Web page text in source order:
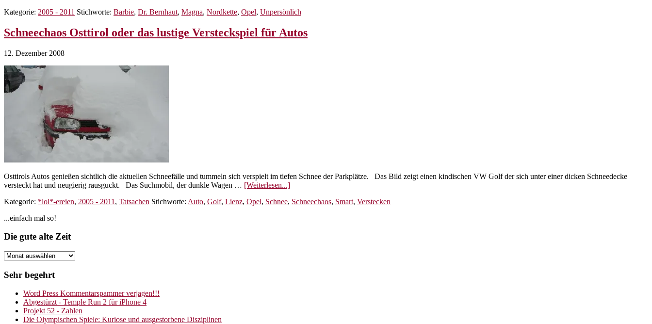
gesalzene
Dr.
Bernhaut
Kategorie: 2005 - 2011 Stichworte: Barbie, Dr. Bernhaut, Magna, Nordkette, Opel, Unpersönlich
Schneechaos Osttirol oder das lustige Versteckspiel für Autos
12. Dezember 2008
Osttirols Autos genießen sichtlich die aktuellen Schneefälle und tummeln sich verspielt im tiefen Schnee der Parkplätze. Das Bild zeigt einen kindischen VW Golf der sich unter einer dicken Schneedecke
versteckt hat und neugierig rausguckt. Das Suchmobil, der dunkle Wagen … [Weiterlesen...]ÜberSchneechaos
oder
Kategorie: *lol*-ereien, 2005 - 2011 , Tatsachen Stichworte: Auto, Golf, Lienz, Opel, Schnee, Schneechaos, Smart, Verstecken
Seitenspalte
...einfach mal so!
Footer
Die gute alte Zeit
Die
alte
Sehr begehrt
Word Press Kommentarspammer verjagen!!!
Abgestürzt - Temple Run 2 für iPhone 4
Projekt 52 - Zahlen
Die Olympischen Spiele: Kuriose und ausgestorbene Disziplinen